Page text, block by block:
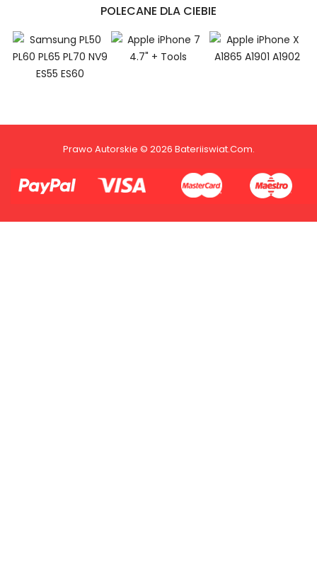
Niezależnie od tego, czy kupujesz w
kraju, czy za granicą, nie pobieramy od
Kompatybilna Bateria, Alternatywna bateria do Ring
2AEUPBHARG031 akumulator.
POLECANE DLA CIEBIE
Prawo Autorskie © 2026 Bateriiswiat.com.